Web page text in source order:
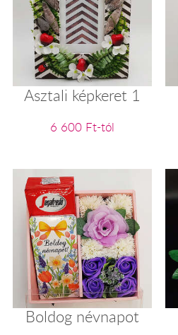
Asztali képkeret 1
6 600 Ft-tól
Boldog névnapot